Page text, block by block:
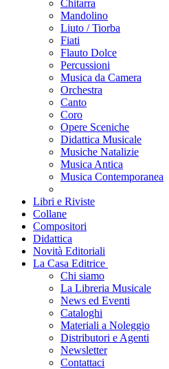
Chitarra
Mandolino
Liuto / Tiorba
Fiati
Flauto Dolce
Percussioni
Musica da Camera
Orchestra
Canto
Coro
Opere Sceniche
Didattica Musicale
Musiche Natalizie
Musica Antica
Musica Contemporanea
Libri e Riviste
Collane
Compositori
Didattica
Novità Editoriali
La Casa Editrice
Chi siamo
La Libreria Musicale
News ed Eventi
Cataloghi
Materiali a Noleggio
Distributori e Agenti
Newsletter
Contattaci